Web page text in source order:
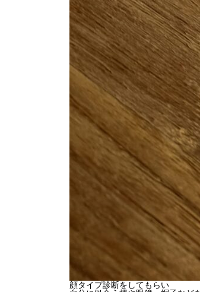
顔タイプ診断をしてもらい